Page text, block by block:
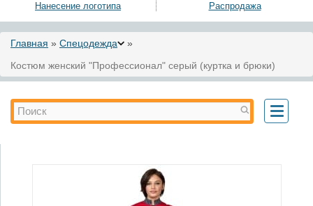
Нанесение логотипа Распродажа
Вы здесь
Главная » Спецодежда
»
Костюм женский "Профессионал" серый (куртка и брюки)
Форма поиска
Поиск
Toggle